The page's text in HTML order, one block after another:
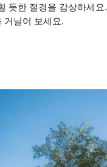
듯한 절경을 감상하세요.
거닐어 보세요.